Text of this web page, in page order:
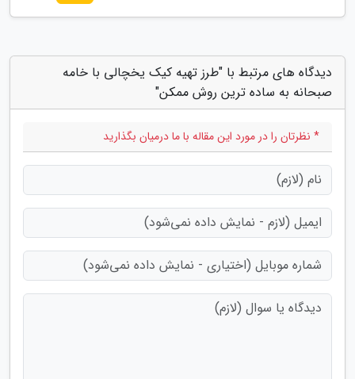
دیدگاه های مرتبط با "طرز تهیه کیک یخچالی با خامه
صبحانه به ساده ترین روش ممکن"
* نظرتان را در مورد این مقاله با ما درمیان بگذارید